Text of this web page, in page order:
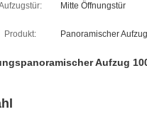
Mitte Öffnungstür
Produkt: Panoramischer Aufzug
Aufzug